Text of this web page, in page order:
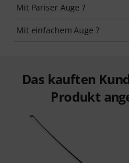
Mit Pariser Auge ?
Mit einfachem Auge ?
Das kauften
Produkt